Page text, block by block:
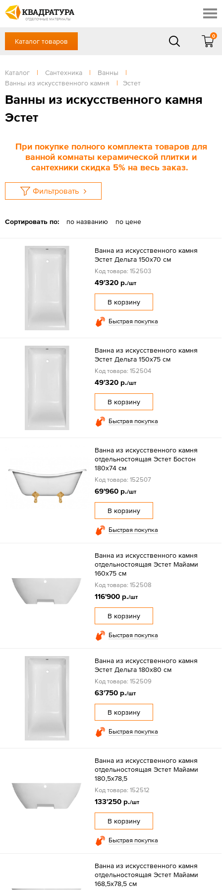
ОТДЕЛОЧНЫЕ МАТЕРИАЛЫ
Профи
Контакты
Доставка и оплата
Выставочный зал
Готовые решения
+7 (861) 217-94-70
Сб, Вс — выходной
ЗАКАЗАТЬ ЗВОНОК
Вход / Регистрация
Каталог товаров
0
Каталог | Сантехника | Ванны
|
Ванны из искусственного камня
| Эстет
Ванны из искусственного камня
Эстет
При покупке полного комплекта товаров для
ванной комнаты керамической плитки и
сантехники скидка 5% на весь заказ.
Фильтровать
Сортировать по: по названию по цене
Ванна из искусственного камня
Эстет Дельта 150х70 см
Код товара: 152503
49'320 р./шт
В корзину
Быстрая покупка
Ванна из искусственного камня
Эстет Дельта 150х75 см
Код товара: 152504
49'320 р./шт
В корзину
Быстрая покупка
Ванна из искусственного камня
отдельностоящая Эстет Бостон
180х74 см
Код товара: 152507
69'960 р./шт
В корзину
Быстрая покупка
Ванна из искусственного камня
отдельностоящая Эстет Майами
160х75 см
Код товара: 152508
116'900 р./шт
В корзину
Быстрая покупка
Ванна из искусственного камня
Эстет Дельта 180х80 см
Код товара: 152509
63'750 р./шт
В корзину
Быстрая покупка
Ванна из искусственного камня
отдельностоящая Эстет Майами
180,5х78,5
Код товара: 152512
133'250 р./шт
В корзину
Быстрая покупка
Ванна из искусственного камня
отдельностоящая Эстет Майами
168,5х78,5 см